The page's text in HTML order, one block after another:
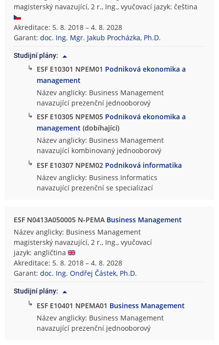
magisterský navazující, 2 r., Ing., vyučovací jazyk: čeština
Akreditace: 5. 8. 2018 – 4. 8. 2028
Garant:doc. Ing. Mgr. Jakub Procházka, Ph.D.
Studijní plány:
↳ ESF E10301 NPEM01 Podniková ekonomika a
management
Název anglicky: Business Management
navazující prezenční jednooborový
↳ ESF E10305 NPEM05 Podniková ekonomika a
management (dobíhající)
Název anglicky: Business Management
navazující kombinovaný jednooborový
↳ ESF E10307 NPEM02 Podniková informatika
Název anglicky: Business Informatics
navazující prezenční se specializací
ESF N0413A050005 N-PEMA Business Management
Název anglicky: Business Management
magisterský navazující, 2 r., Ing., vyučovací
jazyk: angličtina
Akreditace: 5. 8. 2018 – 4. 8. 2028
Garant:doc. Ing. Ondřej Částek, Ph.D.
Studijní plány:
↳ ESF E10401 NPEMA01 Business Management
Název anglicky: Business Management
navazující prezenční jednooborový